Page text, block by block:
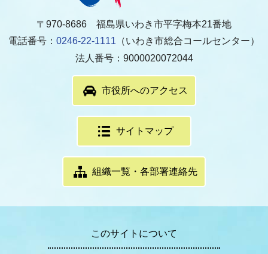
〒970-8686 福島県いわき市平字梅本21番地
電話番号： 0246-22-1111 （いわき市総合コールセンター）
法人番号：9000020072044
市役所へのアクセス
サイトマップ
組織一覧・各部署連絡先
このサイトについて